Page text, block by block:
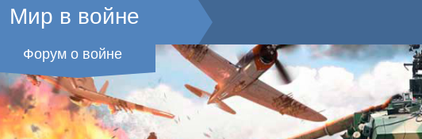
Мир в войне
Форум о войне